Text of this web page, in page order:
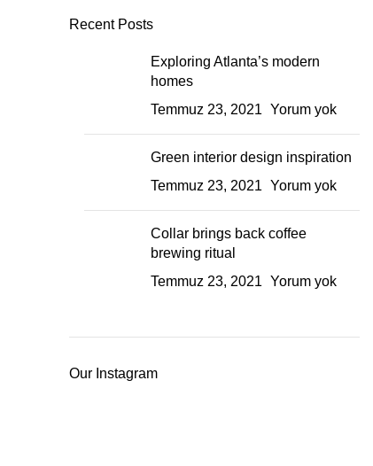
Recent Posts
Exploring Atlanta’s modern
homes
Temmuz 23, 2021 Yorum yok
Green interior design inspiration
Temmuz 23, 2021 Yorum yok
Collar brings back coffee
brewing ritual
Temmuz 23, 2021 Yorum yok
Our Instagram